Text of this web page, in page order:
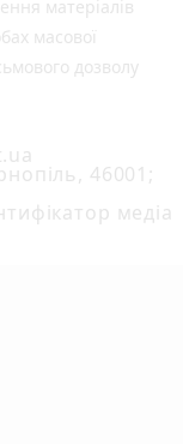
матеріалів
масової
дозволу
46001;
медіа